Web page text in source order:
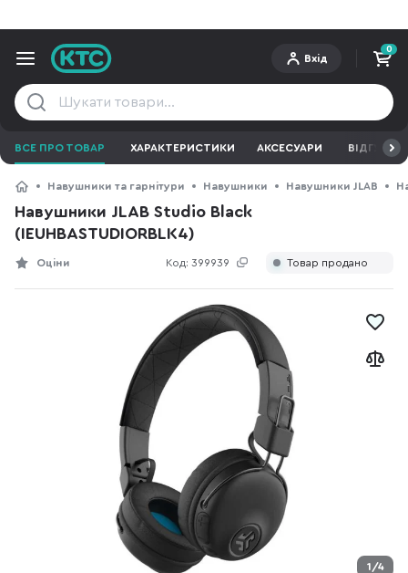
Вхід
0
ВСЕ ПРО ТОВАР ХАРАКТЕРИСТИКИ АКСЕСУАРИ ВІДГУКИ
Навушники та гарнітури Навушники Навушники JLAB
Навушники JLAB Studio Black
(IEUHBASTUDIORBLK4)
Код: 399939
Оціни Товар продано
1/4